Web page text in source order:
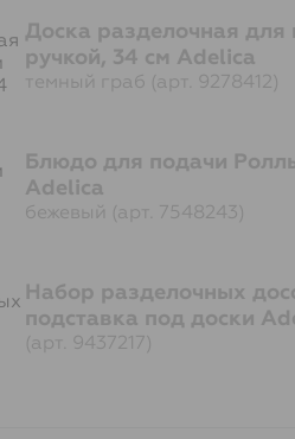
Доска разделочная для
ручкой, 34 см Adelica
темный граб (арт. 9278412)
Блюдо для подачи
Adelica
бежевый (арт. 7548243)
Набор разделочных
подставка под доски
(арт. 9437217)